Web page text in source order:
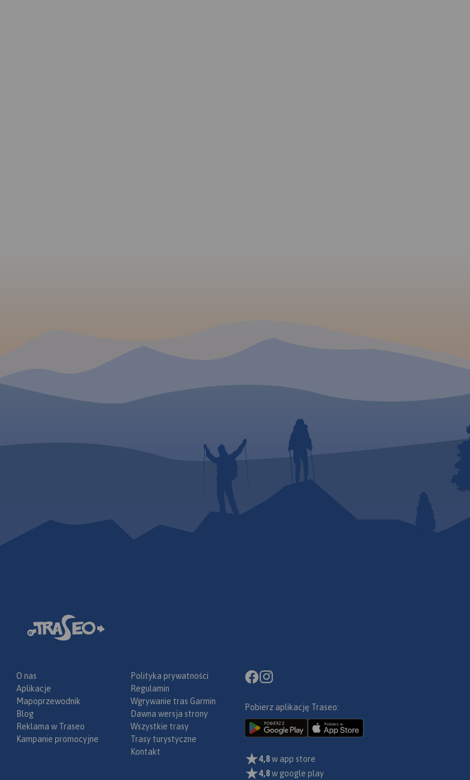
O nas
Aplikacje
Mapoprzewodnik
Blog
Reklama w Traseo
Kampanie promocyjne
Polityka prywatności
Regulamin
Wgrywanie tras Garmin
Dawna wersja strony
Wszystkie trasy
Trasy turystyczne
Kontakt
Pobierz aplikację Traseo:
4,8w app store
4,8w google play